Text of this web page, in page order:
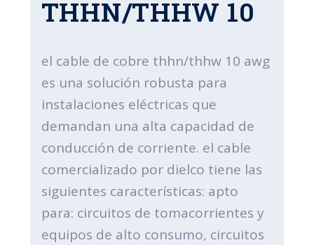
THHN/THHW 10
el cable de cobre thhn/thhw 10 awg
es una solución robusta para
instalaciones eléctricas que
demandan una alta capacidad de
conducción de corriente. el cable
comercializado por dielco tiene las
siguientes características: apto
para: circuitos de tomacorrientes y
equipos de alto consumo, circuitos